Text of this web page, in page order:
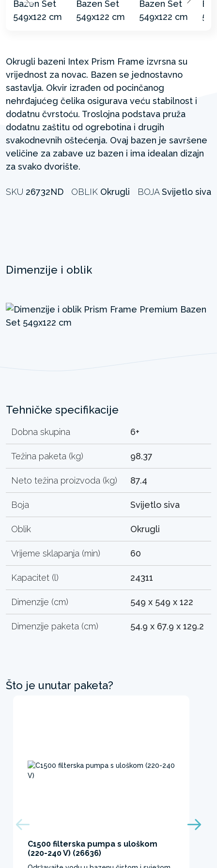
Okrugli bazeni Intex Prism Frame izvrsna su
vrijednost za novac. Bazen se jednostavno
sastavlja. Okvir izrađen od pocinčanog
nehrđajućeg čelika osigurava veću stabilnost i
dodatnu čvrstoću. Troslojna podstava pruža
dodatnu zaštitu od ogrebotina i drugih
svakodnevnih oštećenja. Ovaj bazen je savršene
veličine za zabave uz bazen i ima idealan dizajn
za svako dvorište.
SKU 26732ND OBLIK Okrugli BOJASvijetlo siva
Dimenzije i oblik
Tehničke specifikacije
Dobna skupina 6+
Težina paketa (kg) 98.37
Neto težina proizvoda (kg) 87.4
Boja Svijetlo siva
Oblik Okrugli
Vrijeme sklapanja (min) 60
Kapacitet (l) 24311
Dimenzije (cm) 549 x 549 x 122
Dimenzije paketa (cm) 54.9 x 67.9 x 129.2
Što je unutar paketa?
C1500 filterska pumpa s uloškom
(220-240 V) (26636)